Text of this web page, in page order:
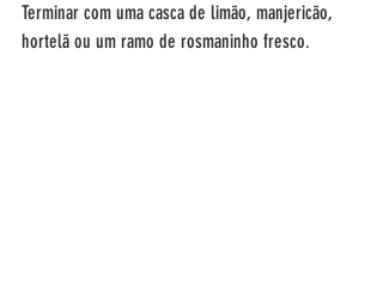
Terminar com uma casca de limão, manjericão,
hortelã ou um ramo de rosmaninho fresco.